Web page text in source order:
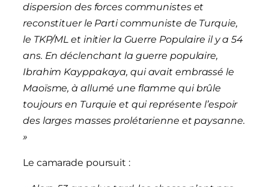
dispersion des forces communistes et
reconstituer le Parti communiste de Turquie,
le TKP/ML et initier la Guerre Populaire il y a 54
ans. En déclenchant la guerre populaire,
Ibrahim Kayppakaya, qui avait embrassé le
Maoïsme, à allumé une flamme qui brûle
toujours en Turquie et qui représente l’espoir
des larges masses prolétarienne et paysanne.
»
Le camarade poursuit :